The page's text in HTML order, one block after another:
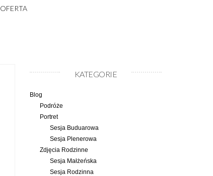
OFERTA
KATEGORIE
Blog
Podróże
Portret
Sesja Buduarowa
Sesja Plenerowa
Zdjęcia Rodzinne
Sesja Małżeńska
Sesja Rodzinna